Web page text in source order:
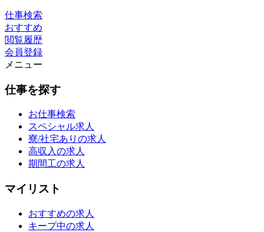
仕事検索
おすすめ
閲覧履歴
会員登録
メニュー
仕事を探す
お仕事検索
スペシャル求人
寮/社宅ありの求人
高収入の求人
期間工の求人
マイリスト
おすすめの求人
キープ中の求人